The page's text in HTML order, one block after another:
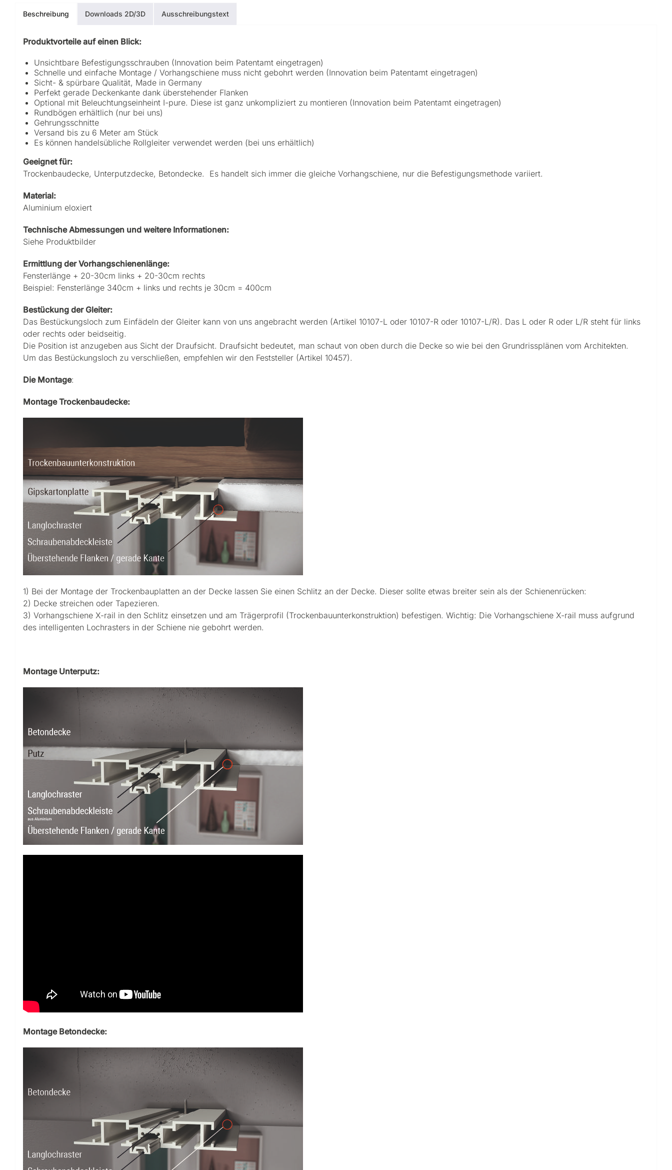
Beschreibung Downloads 2D/3D Ausschreibungstext
Produktvorteile auf einen Blick:
Unsichtbare Befestigungsschrauben (Innovation beim Patentamt eingetragen)
Schnelle und einfache Montage / Vorhangschiene muss nicht gebohrt werden (Innovation beim Patentamt eingetragen)
Sicht- & spürbare Qualität, Made in Germany
Perfekt gerade Deckenkante dank überstehender Flanken
Optional mit Beleuchtungseinheint I-pure. Diese ist ganz unkompliziert zu montieren (Innovation beim Patentamt eingetragen)
Rundbögen erhältlich (nur bei uns)
Gehrungsschnitte
Versand bis zu 6 Meter am Stück
Es können handelsübliche Rollgleiter verwendet werden (bei uns erhältlich)
Geeignet für:
Trockenbaudecke, Unterputzdecke, Betondecke. Es handelt sich immer die gleiche Vorhangschiene, nur die Befestigungsmethode variiert.
Material:
Aluminium eloxiert
Technische Abmessungen und weitere Informationen:
Siehe Produktbilder
Ermittlung der Vorhangschienenlänge:
Fensterlänge + 20-30cm links + 20-30cm rechts
Beispiel: Fensterlänge 340cm + links und rechts je 30cm = 400cm
Bestückung der Gleiter:
Das Bestückungsloch zum Einfädeln der Gleiter kann von uns angebracht werden (Artikel 10107-L oder 10107-R oder 10107-L/R). Das L oder R oder L/R steht für links
oder rechts oder beidseitig.
Die Position ist anzugeben aus Sicht der Draufsicht. Draufsicht bedeutet, man schaut von oben durch die Decke so wie bei den Grundrissplänen vom Architekten.
Um das Bestückungsloch zu verschließen, empfehlen wir den Feststeller (Artikel 10457).
Die Montage:
Montage Trockenbaudecke:
1) Bei der Montage der Trockenbauplatten an der Decke lassen Sie einen Schlitz an der Decke. Dieser sollte etwas breiter sein als der Schienenrücken:
2) Decke streichen oder Tapezieren.
3) Vorhangschiene X-rail in den Schlitz einsetzen und am Trägerprofil (Trockenbauunterkonstruktion) befestigen. Wichtig: Die Vorhangschiene X-rail muss aufgrund
des intelligenten Lochrasters in der Schiene nie gebohrt werden.
Montage Unterputz:
Montage Betondecke: